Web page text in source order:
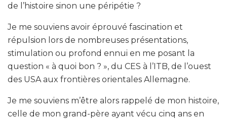
de l’histoire sinon une péripétie ?
Je me souviens avoir éprouvé fascination et
répulsion lors de nombreuses présentations,
stimulation ou profond ennui en me posant la
question « à quoi bon ? », du CES à l’ITB, de l’ouest
des USA aux frontières orientales Allemagne.
Je me souviens m’être alors rappelé de mon histoire,
celle de mon grand-père ayant vécu cinq ans en